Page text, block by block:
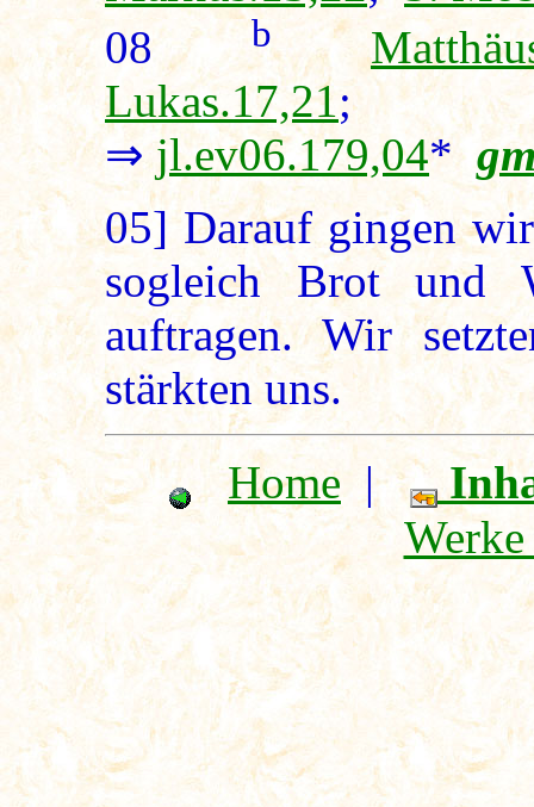
08 b
Lukas.17,21
⇒jl.ev06.179,04*
05]Darauf gingen
sogleich Brot und
auftragen. Wir
stärkten uns.
Home|